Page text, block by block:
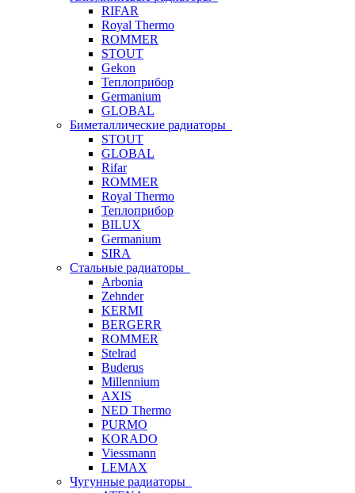
RIFAR
Royal Thermo
ROMMER
STOUT
Gekon
Теплоприбор
Germanium
GLOBAL
Биметаллические радиаторы
STOUT
GLOBAL
Rifar
ROMMER
Royal Thermo
Теплоприбор
BILUX
Germanium
SIRA
Стальные радиаторы
Arbonia
Zehnder
KERMI
BERGERR
ROMMER
Stelrad
Buderus
Millennium
AXIS
NED Thermo
PURMO
KORADO
Viessmann
LEMAX
Чугунные радиаторы